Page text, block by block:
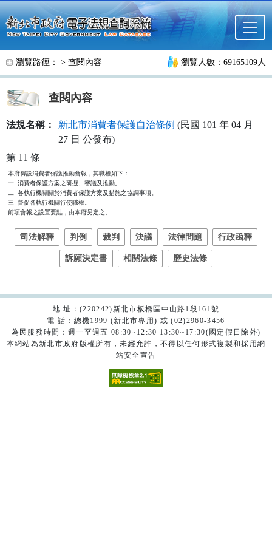
跳至主要內容
瀏覽路徑： > 查閱內容 瀏覽人數：69165109人
查閱內容
法規名稱： 新北市消費者保護自治條例 (民國 101 年 04 月
27 日 公發布)
第 11 條
本府得設消費者保護推動會報，其職權如下：
一  消費者保護方案之研擬、審議及推動。
二  各執行機關關於消費者保護方案及措施之協調事項。
三  督促各執行機關行使職權。
前項會報之設置要點，由本府另定之。
司法解釋 判例 裁判 決議 法律問題 行政函釋
訴願決定書 相關法條 歷史法條
地 址：(220242)新北市板橋區中山路1段161號
電 話：總機1999 (新北市專用) 或 (02)2960-3456
為民服務時間：週一至週五 08:30~12:30 13:30~17:30(國定假日除外)
本網站為新北市政府版權所有，未經允許，不得以任何形式複製和採用網
站安全宣告